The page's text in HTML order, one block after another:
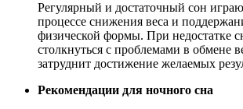
Регулярный и достаточный сон
процессе снижения веса и
физической формы. При недостатке
столкнуться с проблемами в обмене
затруднит достижение желаемых
Рекомендации для ночного сна